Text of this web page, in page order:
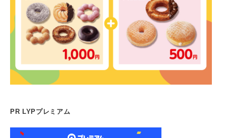
PR LYPプレミアム